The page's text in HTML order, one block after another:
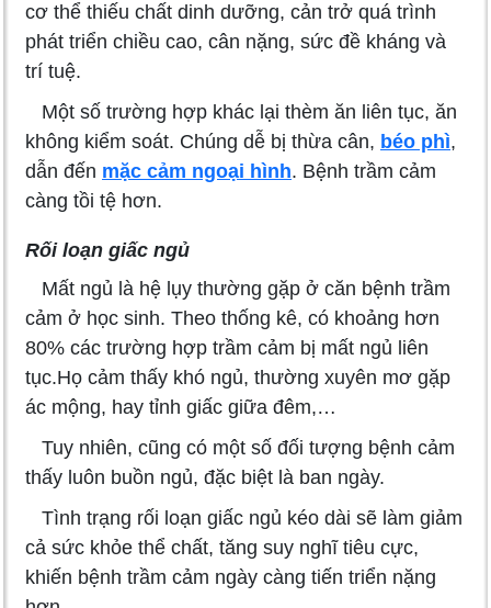
cơ thể thiếu chất dinh dưỡng, cản trở quá trình
phát triển chiều cao, cân nặng, sức đề kháng và
trí tuệ.
Một số trường hợp khác lại thèm ăn liên tục, ăn
không kiểm soát. Chúng dễ bị thừa cân, béo phì,
dẫn đến mặc cảm ngoại hình. Bệnh trầm cảm
càng tồi tệ hơn.
Rối loạn giấc ngủ
Mất ngủ là hệ lụy thường gặp ở căn bệnh trầm
cảm ở học sinh. Theo thống kê, có khoảng hơn
80% các trường hợp trầm cảm bị mất ngủ liên
tục.Họ cảm thấy khó ngủ, thường xuyên mơ gặp
ác mộng, hay tỉnh giấc giữa đêm,…
Tuy nhiên, cũng có một số đối tượng bệnh cảm
thấy luôn buồn ngủ, đặc biệt là ban ngày.
Tình trạng rối loạn giấc ngủ kéo dài sẽ làm giảm
cả sức khỏe thể chất, tăng suy nghĩ tiêu cực,
khiến bệnh trầm cảm ngày càng tiến triển nặng